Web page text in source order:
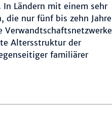
Ländern mit einem sehr
die nur fünf bis zehn Jahre
Verwandtschaftsnetzwerke
Altersstruktur der
familiärer